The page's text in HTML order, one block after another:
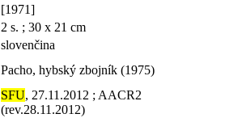
[1971]
2 s. ; 30 x 21 cm
slovenčina
Pacho, hybský zbojník (1975)
SFU, 27.11.2012 ; AACR2
(rev.28.11.2012)